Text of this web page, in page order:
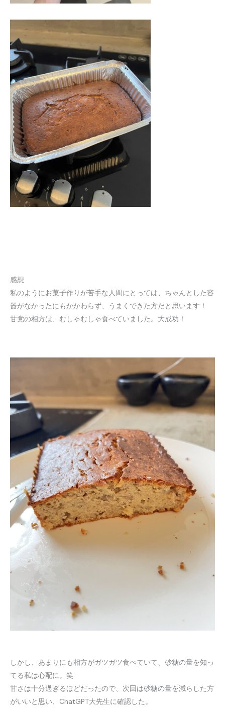
感想
私のようにお菓子作りが苦手な人間にとっては、ちゃんとした容
器がなかったにもかかわらず、うまくできた方だと思います！
甘党の相方は、むしゃむしゃ食べていました。大成功！
しかし、あまりにも相方がガツガツ食べていて、砂糖の量を知っ
てる私は心配に。笑
甘さは十分過ぎるほどだったので、次回は砂糖の量を減らした方
がいいと思い、ChatGPT大先生に確認した。